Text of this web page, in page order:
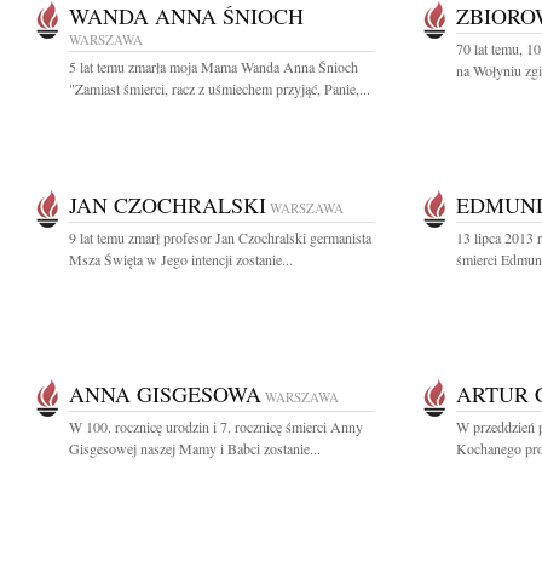
WANDA ANNA ŚNIOCH
WARSZAWA
5 lat temu zmarła moja Mama Wanda Anna Śnioch
"Zamiast śmierci, racz z uśmiechem przyjąć, Panie,...
70 lat temu,
na Wołyniu
JAN CZOCHRALSKI WARSZAWA
9 lat temu zmarł profesor Jan Czochralski germanista
Msza Święta w Jego intencji zostanie...
13 lipca 2013
śmierci
ANNA GISGESOWA WARSZAWA
W 100. rocznicę urodzin i 7. rocznicę śmierci Anny
Gisgesowej naszej Mamy i Babci zostanie...
ARTUR
W przeddzień
Kochanego